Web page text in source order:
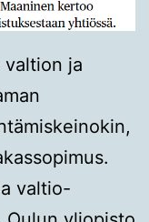
valtion ja
valtio-